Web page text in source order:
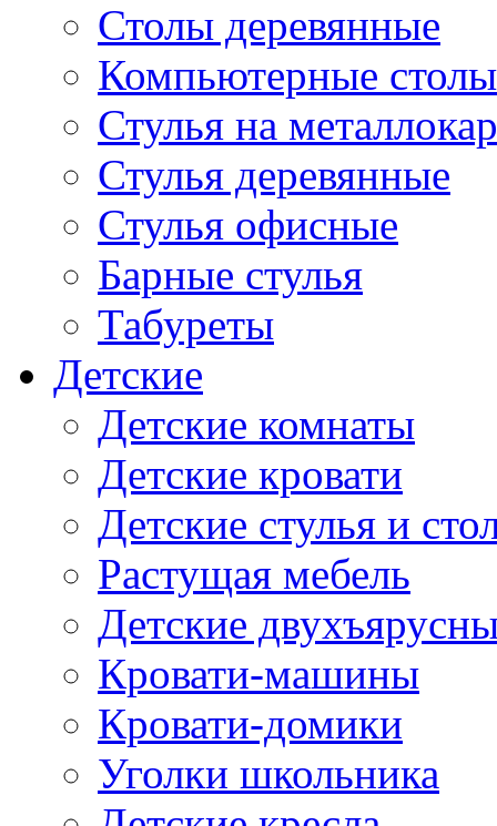
Столы деревянные
Компьютерные столы
Стулья на
Стулья деревянные
Стулья офисные
Барные стулья
Табуреты
Детские
Детские комнаты
Детские кровати
Детские стулья и
Растущая мебель
Детские
Кровати-машины
Кровати-домики
Уголки школьника